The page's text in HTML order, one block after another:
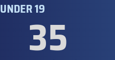
UNDER 1935